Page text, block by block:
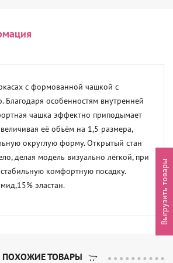
с формованной чашкой с
Благодаря особенностям внутренней
чашка эффектно приподымает
её объём на 1,5 размера,
округлую форму. Открытый стан
делая модель визуально лёгкой, при
комфортную посадку.
эластан.
ПОХОЖИЕ ТОВАРЫ
Выгрузить товары